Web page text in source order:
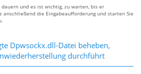
und es ist wichtig, zu warten, bis er
anschließend die Eingabeaufforderung und starten Sie
Dpwsockx.dll-Datei beheben,
durchführt